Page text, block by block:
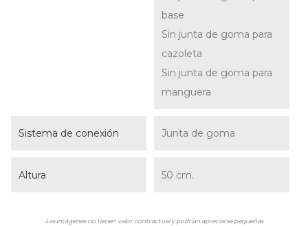
base
Sin junta de goma para
cazoleta
Sin junta de goma para
manguera
Sistema de conexión Junta de goma
Altura 50 cm.
Las imágenes no tienen valor contractual y podrían apreciarse pequeñas